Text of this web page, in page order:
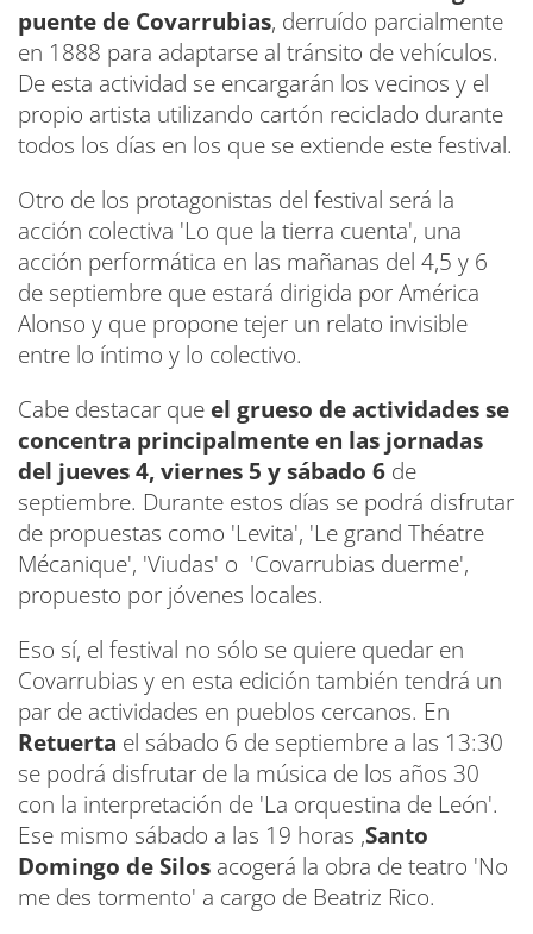
puente de Covarrubias, derruído parcialmente
en 1888 para adaptarse al tránsito de vehículos.
De esta actividad se encargarán los vecinos y el
propio artista utilizando cartón reciclado durante
todos los días en los que se extiende este festival.
Otro de los protagonistas del festival será la
acción colectiva 'Lo que la tierra cuenta', una
acción performática en las mañanas del 4,5 y 6
de septiembre que estará dirigida por América
Alonso y que propone tejer un relato invisible
entre lo íntimo y lo colectivo.
Cabe destacar que el grueso de actividades se
concentra principalmente en las jornadas
del jueves 4, viernes 5 y sábado 6 de
septiembre. Durante estos días se podrá disfrutar
de propuestas como 'Levita', 'Le grand Théatre
Mécanique', 'Viudas' o 'Covarrubias duerme',
propuesto por jóvenes locales.
Eso sí, el festival no sólo se quiere quedar en
Covarrubias y en esta edición también tendrá un
par de actividades en pueblos cercanos. En
Retuerta el sábado 6 de septiembre a las 13:30
se podrá disfrutar de la música de los años 30
con la interpretación de 'La orquestina de León'.
Ese mismo sábado a las 19 horas ,Santo
Domingo de Silos acogerá la obra de teatro 'No
me des tormento' a cargo de Beatriz Rico.